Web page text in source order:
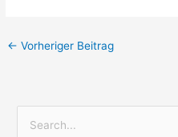
← Vorheriger Beitrag